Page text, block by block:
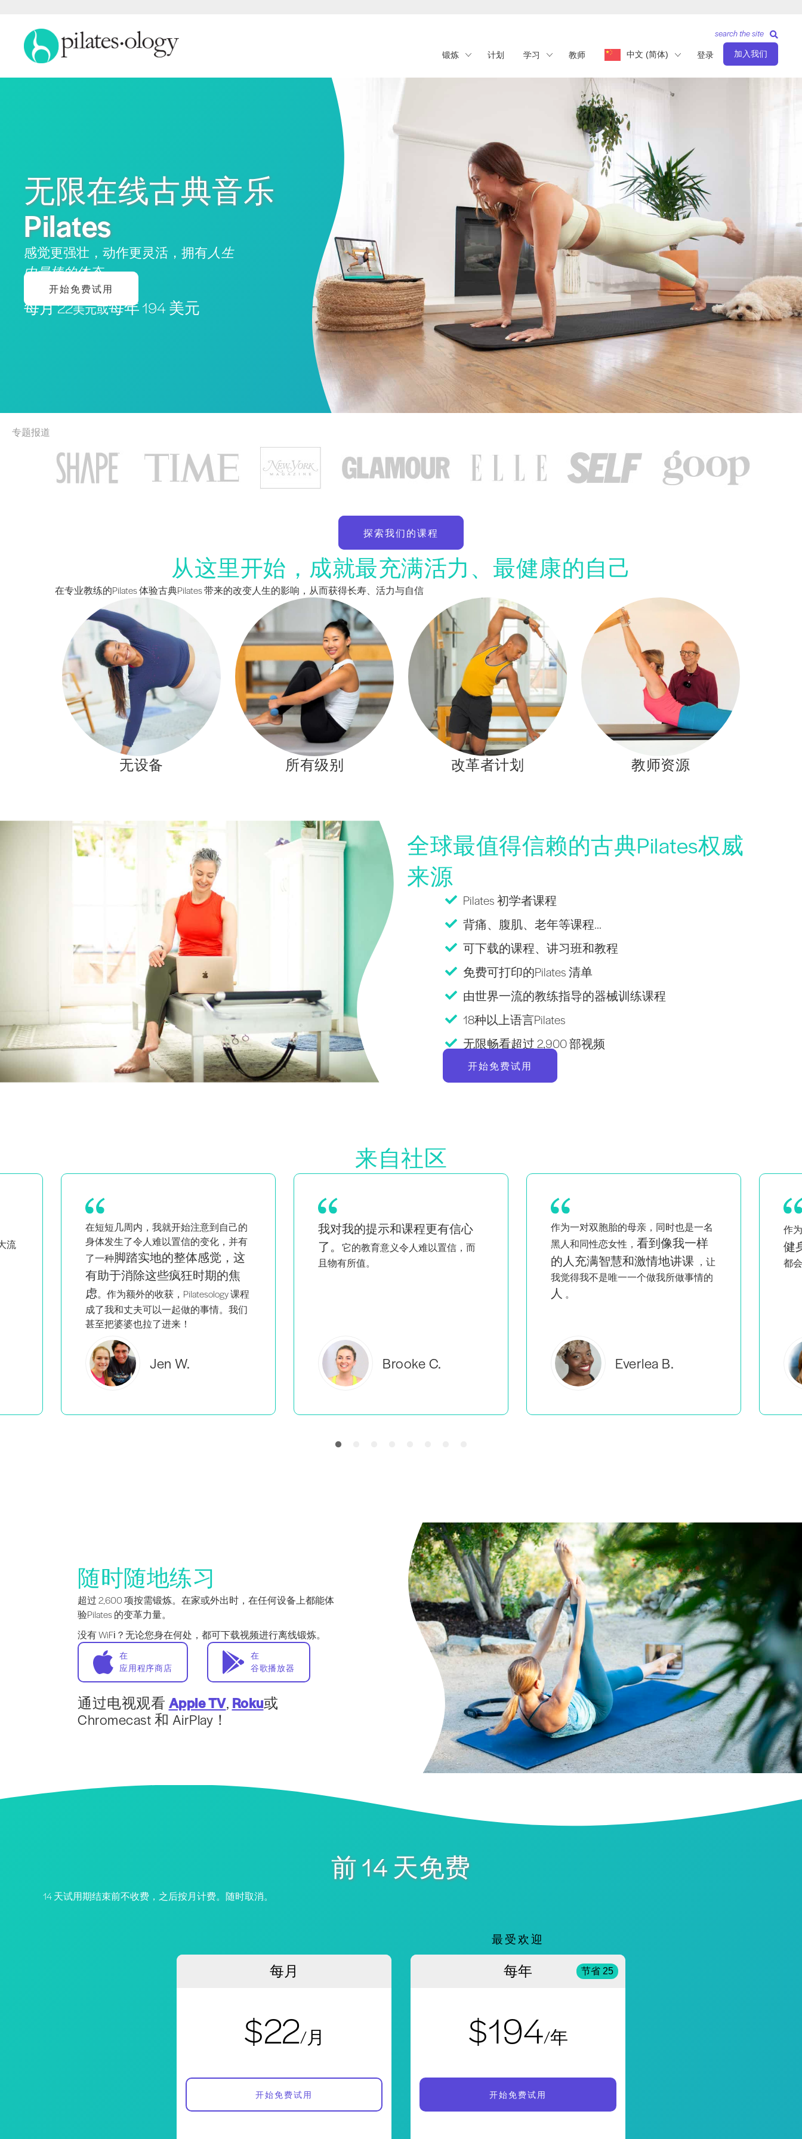
锻炼 计划 学习 教师 中文 (简体) 登录 加入我们
search the site
无限在线古典音乐
Pilates
感觉更强壮，动作更灵活，拥有 人生
中最棒的体态
开始免费试用
每月 22美元或每年 194 美元
专题报道
探索我们的课程
从这里开始，成就最充满活力、最健康的自己
在专业教练的Pilates 体验古典Pilates 带来的改变人生的影响，从而获得长寿、活力与自信
无设备 所有级别 改革者计划 教师资源
全球最值得信赖的古典Pilates权威
来源
Pilates 初学者课程
背痛、腹肌、老年等课程...
可下载的课程、讲习班和教程
免费可打印的Pilates 清单
由世界一流的教练指导的器械训练课程
18种以上语言Pilates
无限畅看超过 2,900 部视频
开始免费试用
来自社区
有
我对我的提示和课程更有信心
了。它的教育意义令人难以置信，而
且物有所值。
Brooke C.
作为一对双胞胎的母亲，同时也是一名
黑人和同性恋女性，看到像我一样
的人充满智慧和激情地讲课
Everlea B.
作为一个忙碌的母亲， 我喜欢在家
健身的便捷性。这些进步让我每天
都会回来！
Estelle S.
在
械
随时随地练习
超过 2,600 项按需锻炼。在家或外出时，在任何设备上都能体
验Pilates 的变革力量。
没有 WiFi？无论您身在何处，都可下载视频进行离线锻炼。
在
应用程序商店
在
谷歌播放器
通过电视观看 Apple TV, Roku或
Chromecast 和 AirPlay！
前 14 天免费
14 天试用期结束前不收费，之后按月计费。随时取消。
每月
$22/月
开始免费试用
最受欢迎
每年 节省 25
$194/年
开始免费试用